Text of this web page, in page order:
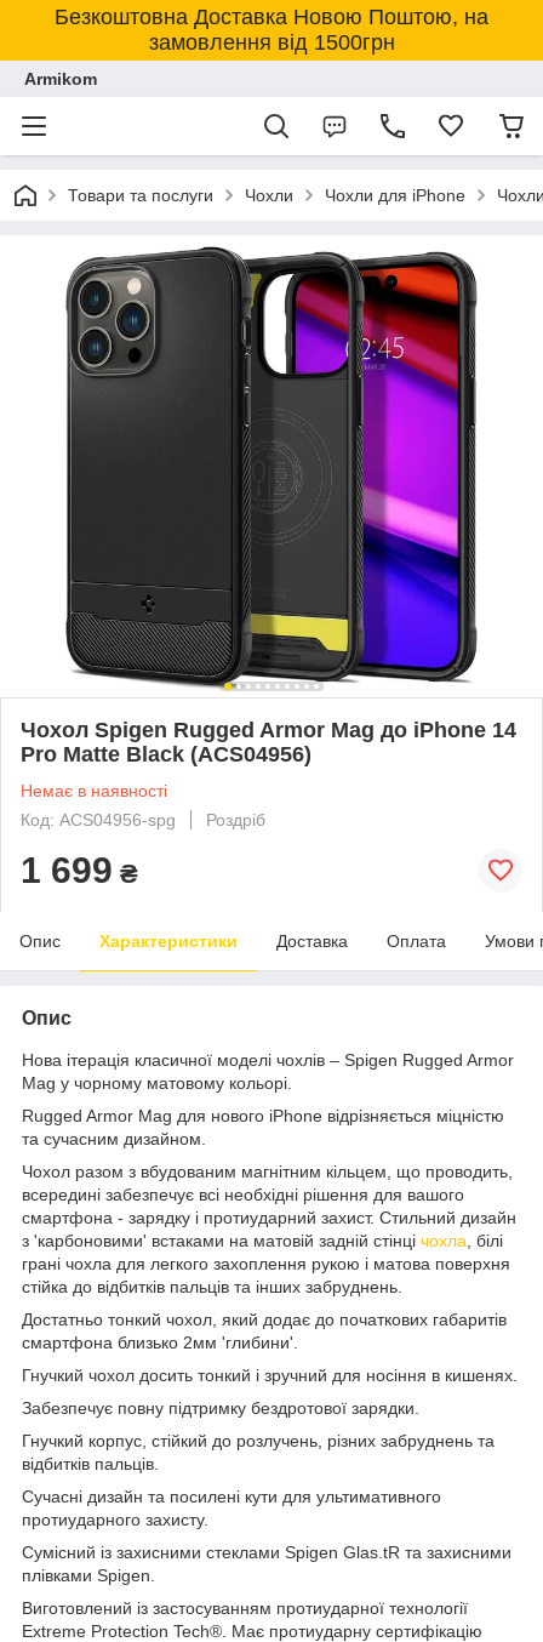
Безкоштовна Доставка Новою Поштою, на
замовлення від 1500грн
Armikom
Товари та послуги Чохли Чохли для iPhone
Чохол Spigen Rugged Armor Mag до iPhone 14
Pro Matte Black (ACS04956)
Немає в наявності
Код: ACS04956-spg
Роздріб
1 699 ₴
Опис Характеристики Доставка Оплата Умови
Опис
Нова ітерація класичної моделі чохлів – Spigen Rugged Armor
Mag у чорному матовому кольорі.
Rugged Armor Mag для нового iPhone відрізняється міцністю
та сучасним дизайном.
Чохол разом з вбудованим магнітним кільцем, що проводить,
всередині забезпечує всі необхідні рішення для вашого
смартфона - зарядку і протиударний захист. Стильний дизайн
з 'карбоновими' встаками на матовій задній стінці чохла , білі
грані чохла для легкого захоплення рукою і матова поверхня
стійка до відбитків пальців та інших забруднень.
Достатньо тонкий чохол, який додає до початкових габаритів
смартфона близько 2мм 'глибини'.
Гнучкий чохол досить тонкий і зручний для носіння в кишенях.
Забезпечує повну підтримку бездротової зарядки.
Гнучкий корпус, стійкий до розлучень, різних забруднень та
відбитків пальців.
Сучасні дизайн та посилені кути для ультимативного
протиударного захисту.
Сумісний із захисними стеклами Spigen Glas.tR та захисними
плівками Spigen.
Виготовлений із застосуванням протиударної технології
Extreme Protection Tech®. Має протиударну сертифікацію